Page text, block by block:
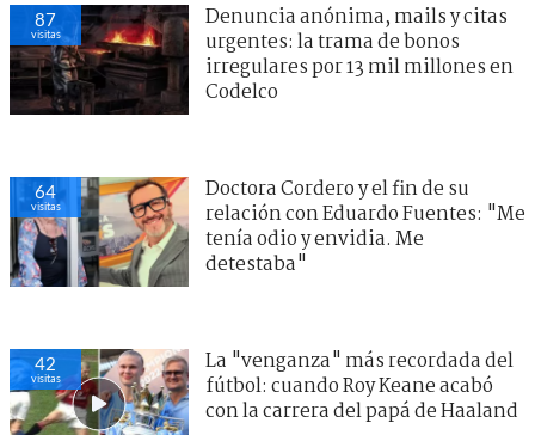
87
visitas
Denuncia anónima, mails y citas
urgentes: la trama de bonos
irregulares por 13 mil millones en
Codelco
64
visitas
Doctora Cordero y el fin de su
relación con Eduardo Fuentes: "Me
tenía odio y envidia. Me
detestaba"
42
visitas
La "venganza" más recordada del
fútbol: cuando Roy Keane acabó
con la carrera del papá de Haaland